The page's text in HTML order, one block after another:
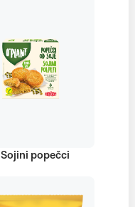
Sojini popečci